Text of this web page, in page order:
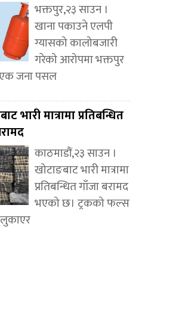
भक्तपुर,२३ साउन ।
खाना पकाउने एलपी
ग्यासको कालोबजारी
गरेको आरोपमा भक्तपुर
एक जना पसल
भारी मात्रामा प्रतिबन्धित
काठमाडौं,२३ साउन ।
खोटाङबाट भारी मात्रामा
प्रतिबन्धित गाँजा बरामद
भएको छ। ट्रकको फल्स